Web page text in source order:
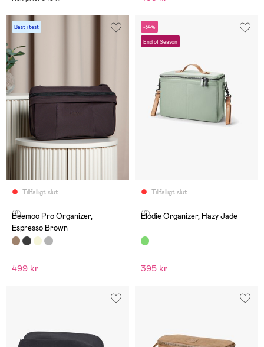
Bäst i test
Tillfälligt slut
(8)
Beemoo Pro Organizer,
Espresso Brown
499 kr
-34%
End of Season
Tillfälligt slut
(2)
Elodie Organizer, Hazy Jade
395 kr